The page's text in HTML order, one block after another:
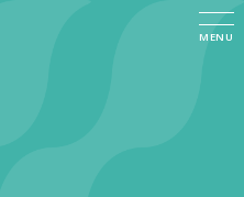
MENU